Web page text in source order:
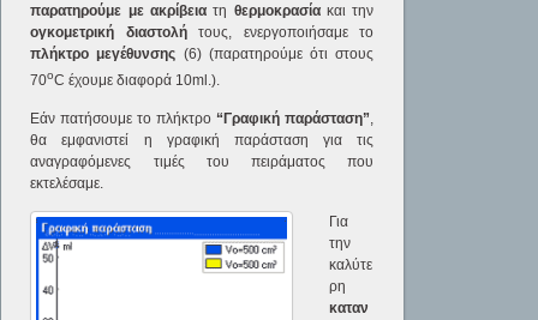
παρατηρούμε με ακρίβειατη θερμοκρασίακαι την
ογκομετρική διαστολήτους, ενεργοποιήσαμε το
πλήκτρο μεγέθυνσης (6) (παρατηρούμε ότι στους
70οC έχουμε διαφορά 10ml.).
Εάν πατήσουμε το πλήκτρο “Γραφική παράσταση”,
θα εμφανιστεί η γραφική παράσταση για τις
αναγραφόμενες τιμές του πειράματος που
εκτελέσαμε.
Για
την
καλύτε
ρη
καταν